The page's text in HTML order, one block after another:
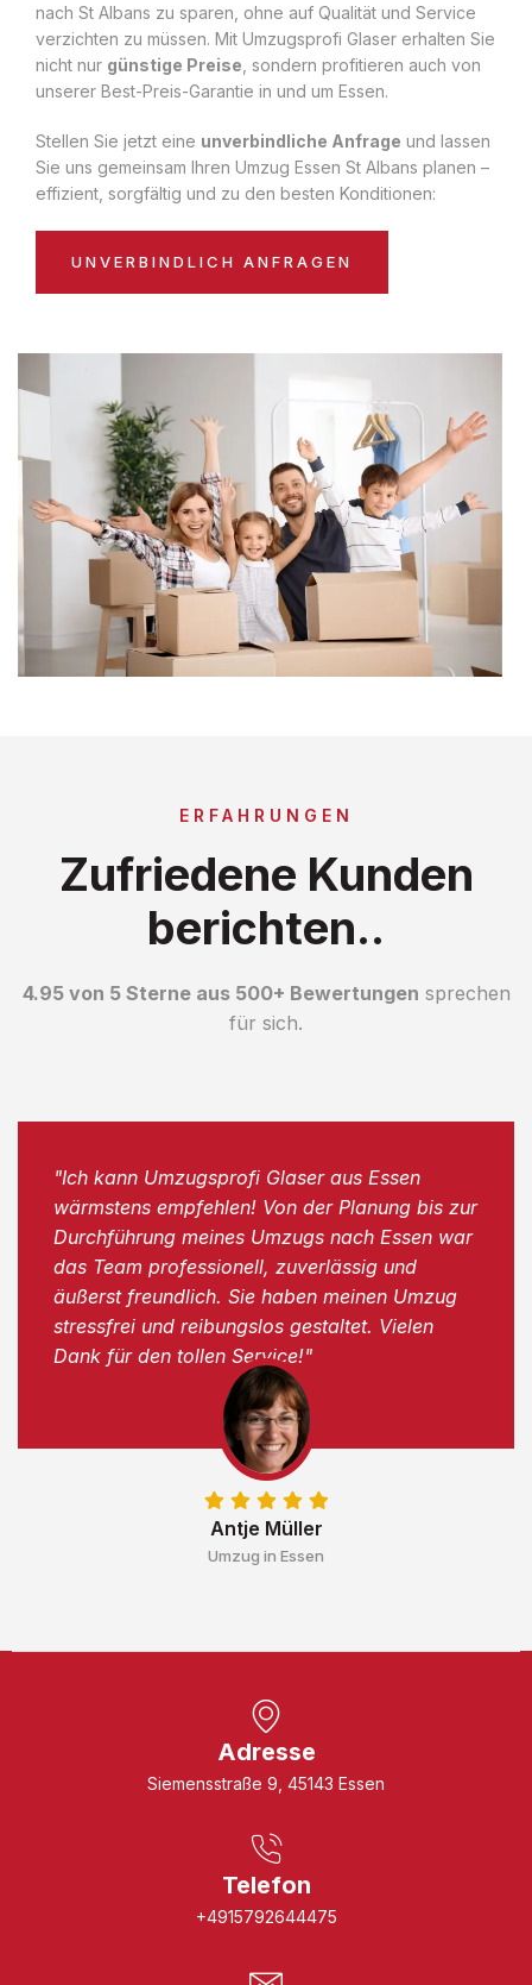
nach St Albans zu sparen, ohne auf Qualität und Service
verzichten zu müssen. Mit Umzugsprofi Glaser erhalten Sie
nicht nur günstige Preise , sondern profitieren auch von
unserer Best-Preis-Garantie in und um Essen.
Stellen Sie jetzt eine unverbindliche Anfrage und lassen
Sie uns gemeinsam Ihren Umzug Essen St Albans planen –
effizient, sorgfältig und zu den besten Konditionen:
UNVERBINDLICH ANFRAGEN
ERFAHRUNGEN
Zufriedene Kunden
berichten..
4.95 von 5 Sterne aus 500+ Bewertungen sprechen
für sich.
Antje Müller
Umzug in Essen
"Ich kann Umzugsprofi Glaser aus Essen
wärmstens empfehlen! Von der Planung bis zur
Durchführung meines Umzugs nach Essen war
das Team professionell, zuverlässig und
äußerst freundlich. Sie haben meinen Umzug
stressfrei und reibungslos gestaltet. Vielen
Dank für den tollen Service!"
Adresse
Siemensstraße 9, 45143 Essen
Telefon
+4915792644475